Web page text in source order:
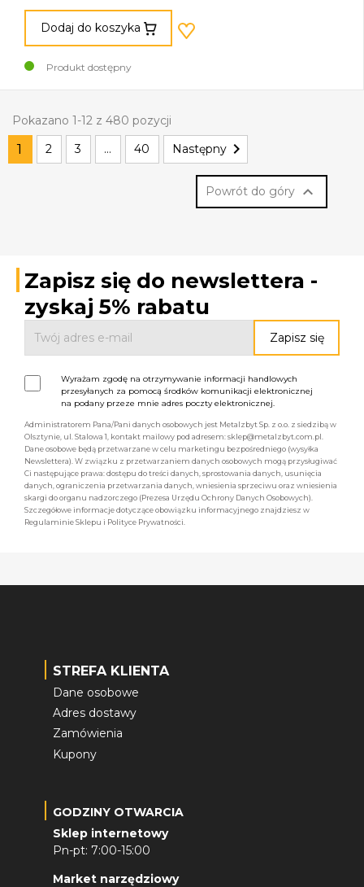
Dodaj do koszyka
Produkt dostępny
Pokazano 1-12 z 480 pozycji
1 2 3 … 40 Następny 
Powrót do góry 
Zapisz się do newslettera -
zyskaj 5% rabatu
Wyrażam zgodę na otrzymywanie informacji handlowych
przesyłanych za pomocą środków komunikacji elektronicznej
na podany przeze mnie adres poczty elektronicznej.
Administratorem Pana/Pani danych osobowych jest Metalzbyt Sp. z o.o. z siedzibą w
Olsztynie, ul. Stalowa 1, kontakt mailowy pod adresem: sklep@metalzbyt.com.pl.
Dane osobowe będą przetwarzane w celu marketingu bezpośredniego (wysyłka
Newslettera). W związku z przetwarzaniem danych osobowych mogą przysługiwać
Ci następujące prawa: dostępu do treści danych, sprostowania danych, usunięcia
danych, ograniczenia przetwarzania danych, wniesienia sprzeciwu oraz wniesienia
skargi do organu nadzorczego (Prezesa Urzędu Ochrony Danych Osobowych).
Szczegółowe informacje dotyczące obowiązku informacyjnego znajdziesz w
Regulaminie Sklepu i Polityce Prywatności.
STREFA KLIENTA
Dane osobowe
Adres dostawy
Zamówienia
Kupony
GODZINY OTWARCIA
Sklep internetowy
Pn-pt: 7:00-15:00
Market narzędziowy